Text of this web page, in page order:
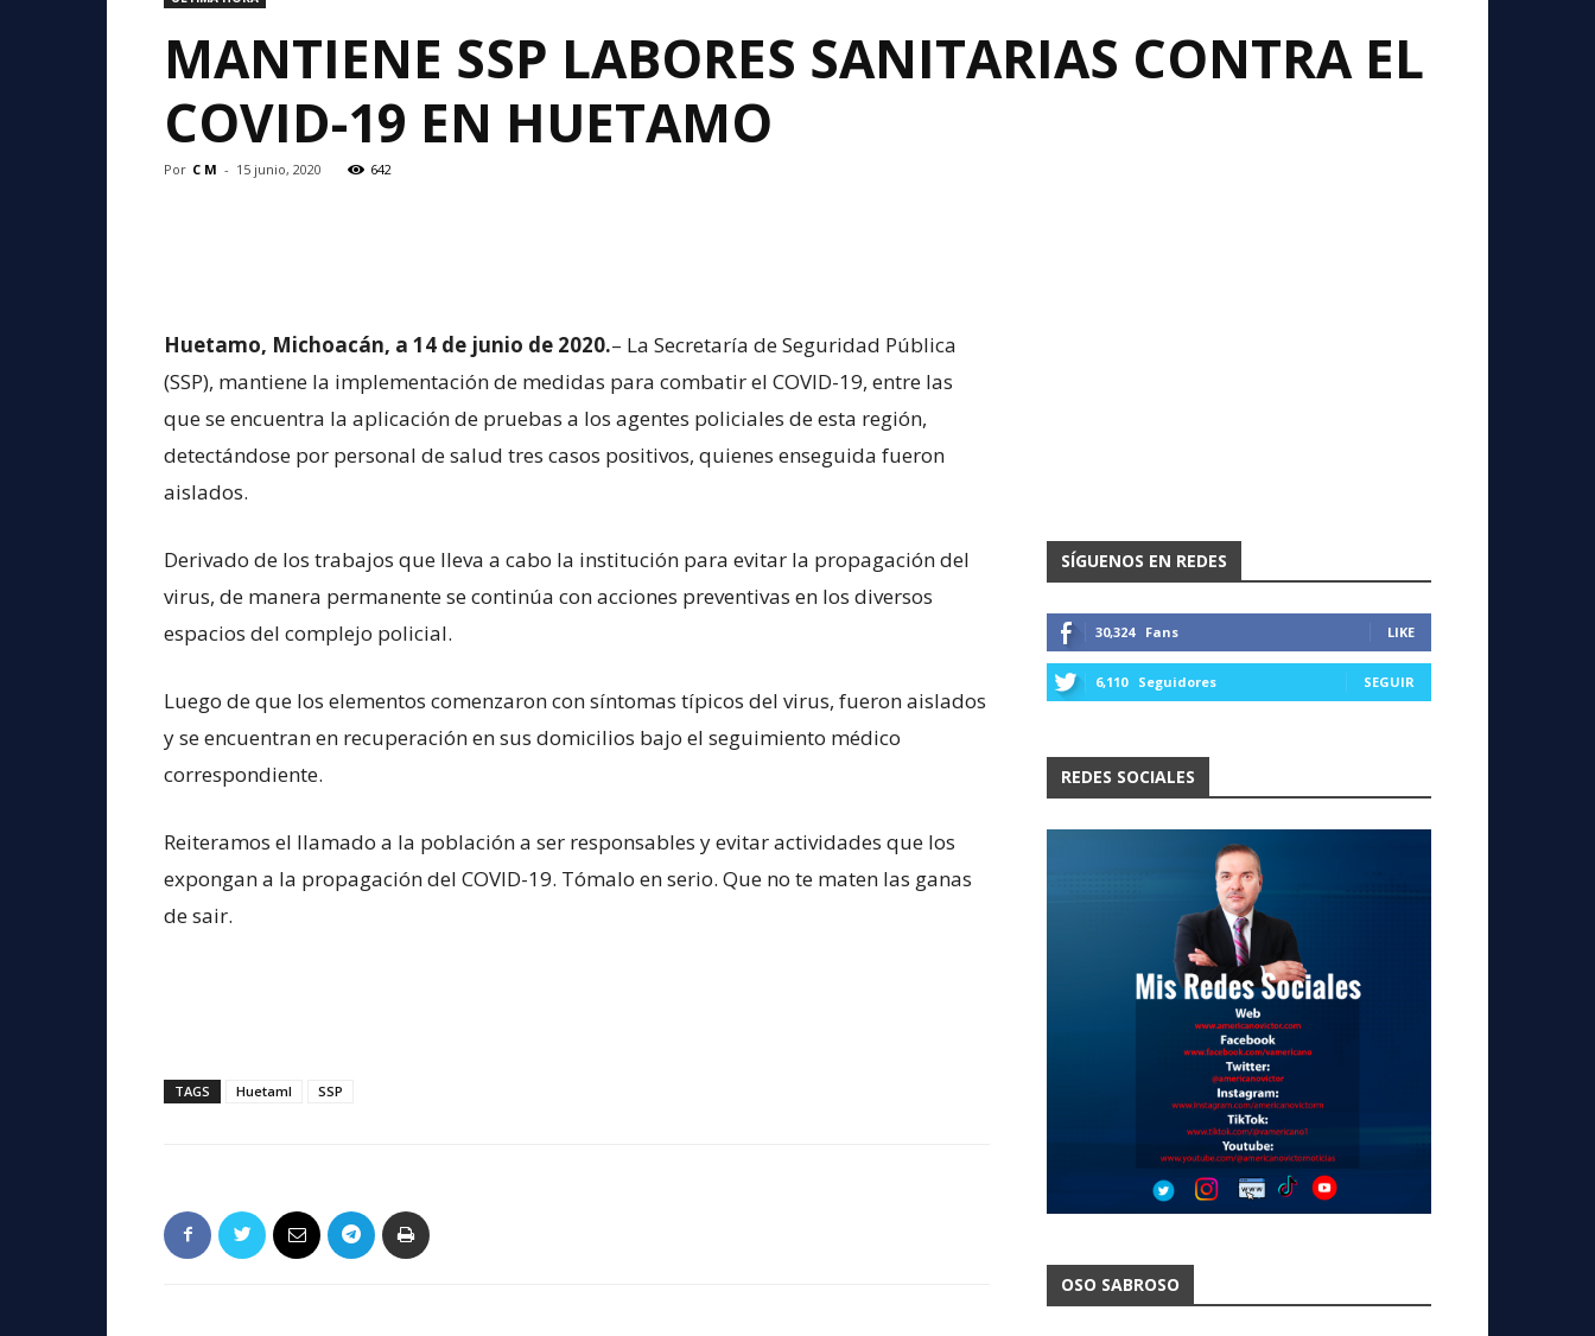
MANTIENE SSP LABORES SANITARIAS CONTRA EL
COVID-19 EN HUETAMO
Por C M - 15 junio, 2020 642
Huetamo, Michoacán, a 14 de junio de 2020.– La Secretaría de Seguridad Pública
(SSP), mantiene la implementación de medidas para combatir el COVID-19, entre las
que se encuentra la aplicación de pruebas a los agentes policiales de esta región,
detectándose por personal de salud tres casos positivos, quienes enseguida fueron
aislados.
Derivado de los trabajos que lleva a cabo la institución para evitar la propagación del
virus, de manera permanente se continúa con acciones preventivas en los diversos
espacios del complejo policial.
Luego de que los elementos comenzaron con síntomas típicos del virus, fueron aislados
y se encuentran en recuperación en sus domicilios bajo el seguimiento médico
correspondiente.
Reiteramos el llamado a la población a ser responsables y evitar actividades que los
expongan a la propagación del COVID-19. Tómalo en serio. Que no te maten las ganas
de sair.
TAGS Huetaml SSP
SÍGUENOS EN REDES
30,324 Fans LIKE
6,110 Seguidores SEGUIR
REDES SOCIALES
OSO SABROSO